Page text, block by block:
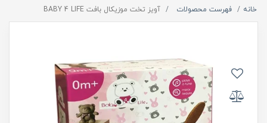
خانه فهرست محصولات آویز تخت موزیکال بافت BABY 4 LIFE